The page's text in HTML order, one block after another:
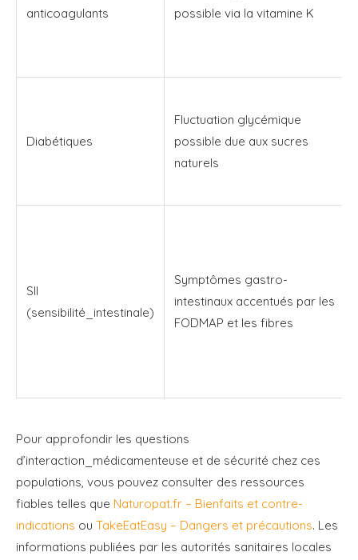
anticoagulants
possible via la vitamine K
Diabétiques
Fluctuation glycémique
possible due aux sucres
naturels
SII
(sensibilité_intestinale)
Symptômes gastro-
intestinaux accentués par les
FODMAP et les fibres
Pour approfondir les questions
d’interaction_médicamenteuse et de sécurité chez ces
populations, vous pouvez consulter des ressources
fiables telles que Naturopat.fr – Bienfaits et contre-
indications ou TakeEatEasy – Dangers et précautions. Les
informations publiées par les autorités sanitaires locales